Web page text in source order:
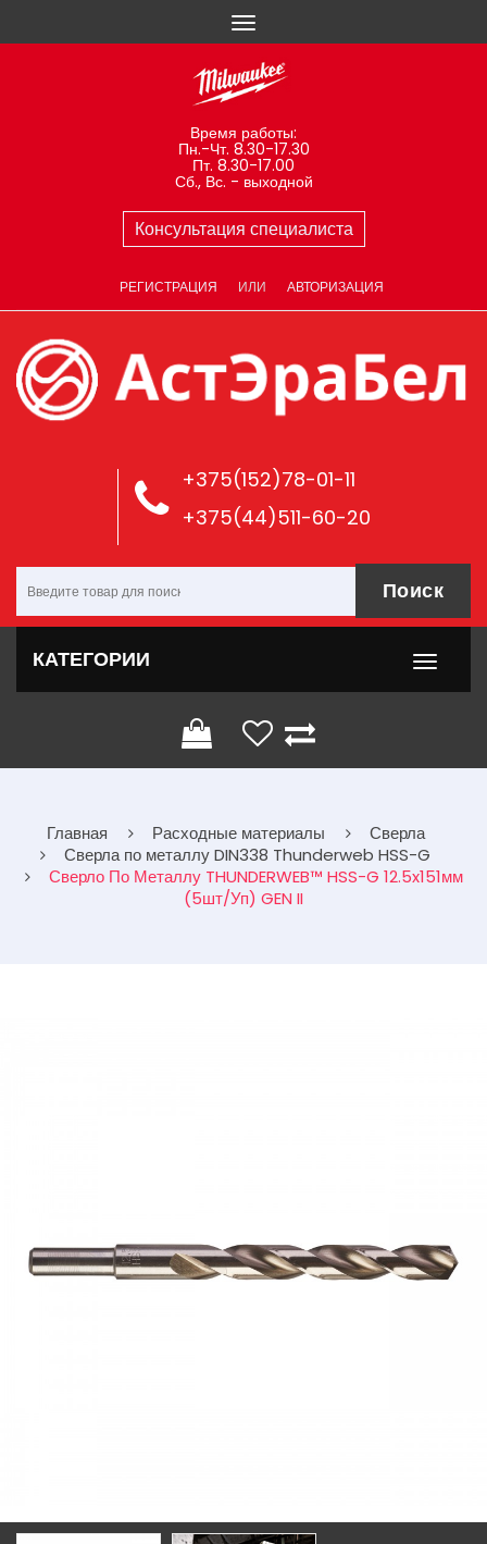
Время работы:
Пн.-Чт. 8.30-17.30
Пт. 8.30-17.00
Сб., Вс. - выходной
Консультация специалиста
РЕГИСТРАЦИЯ ИЛИ АВТОРИЗАЦИЯ
+375(152)78-01-11
+375(44)511-60-20
Поиск
КАТЕГОРИИ
Главная Расходные материалы
Сверла
Сверла по металлу DIN338 Thunderweb HSS-G
Сверло По Металлу THUNDERWEB™ HSS-G 12.5x151мм
(5шт/уп) GEN II